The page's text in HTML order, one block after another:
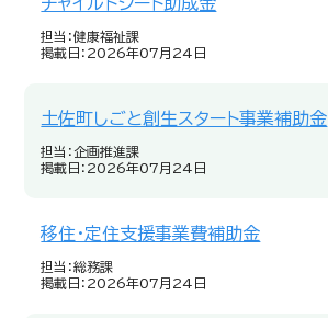
担当：健康福祉課
掲載日：2026年07月24日
土佐町しごと創生スタート事業補助金
担当：企画推進課
掲載日：2026年07月24日
移住・定住支援事業費補助金
担当：総務課
掲載日：2026年07月24日